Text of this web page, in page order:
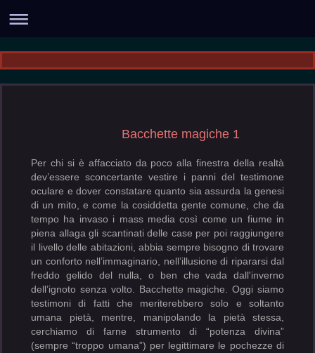
Bacchette magiche 1
Per chi si è affacciato da poco alla finestra della realtà
dev’essere sconcertante vestire i panni del testimone
oculare e dover constatare quanto sia assurda la genesi
di un mito, e come la cosiddetta gente comune, che da
tempo ha invaso i mass media così come un fiume in
piena allaga gli scantinati delle case per poi raggiungere
il livello delle abitazioni, abbia sempre bisogno di trovare
un conforto nell’immaginario, nell’illusione di ripararsi dal
freddo gelido del nulla, o ben che vada dall'inverno
dell’ignoto senza volto. Bacchette magiche. Oggi siamo
testimoni di fatti che meriterebbero solo e soltanto
umana pietà, mentre, manipolando la pietà stessa,
cerchiamo di farne strumento di “potenza divina”
(sempre “troppo umana”) per legittimare le pochezze di